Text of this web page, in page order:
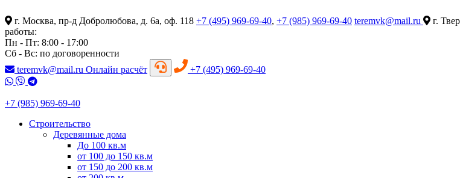
г. Москва, пр-д Добролюбова, д. 6а, оф. 118 +7 (495) 969-69-40, +7 (985) 969-69-40 teremvk@mail.ru г.
работы:
Пн - Пт: 8:00 - 17:00
Сб - Вс: по договоренности
teremvk@mail.ru Онлайн расчёт +7 (495) 969-69-40
+7 (985) 969-69-40
Строительство
Деревянные дома
До 100 кв.м
от 100 до 150 кв.м
от 150 до 200 кв.м